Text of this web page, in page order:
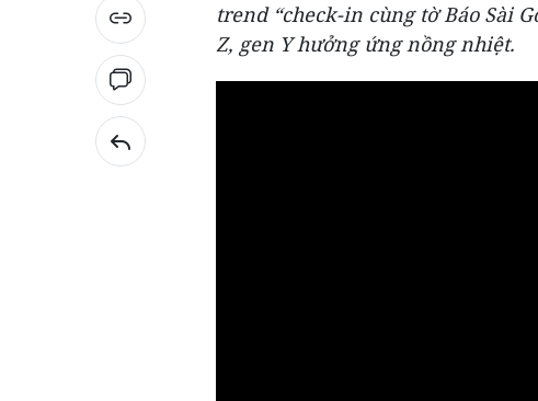
trend “check-in cùng tờ Báo Sài
Z, gen Y hưởng ứng nồng nhiệt.